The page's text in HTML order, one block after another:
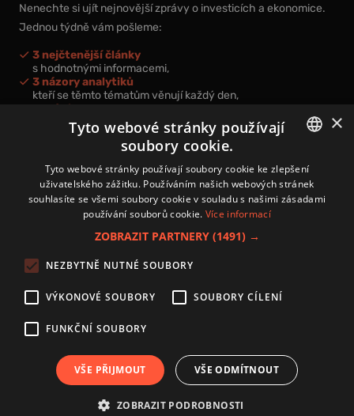
Nenechte si ujít nejnovější zprávy o investicích a ekonomice.
Jednou týdně vám pošleme:
3 nejčtenější články
s hodnotnými informacemi,
3 názory analytiků
kteří se těmto tématům věnují každý den,
nová videa a podcasty
k prohloubení vašich znalostí.
Přihlášením k newsletteru vyjadřujete svůj souhlas spodmínkami
zpracování osobních údajů.
Zásady používání souborů cookies
Autoři
Nastavení cookies
Publikování nebo další šíření obsahu serveru www.investice.cz není možné bez
CZECH
×
Tyto webové stránky používají
soubory cookie.
Tyto webové stránky používají soubory cookie ke zlepšení
uživatelského zážitku. Používáním našich webových stránek
souhlasíte se všemi soubory cookie v souladu s našimi zásadami
používání souborů cookie. Více informací
ZOBRAZIT PARTNERY (1491) →
NEZBYTNĚ NUTNÉ SOUBORY
VÝKONOVÉ SOUBORY SOUBORY CÍLENÍ
FUNKČNÍ SOUBORY
VŠE PŘIJMOUT VŠE ODMÍTNOUT
ZOBRAZIT PODROBNOSTI